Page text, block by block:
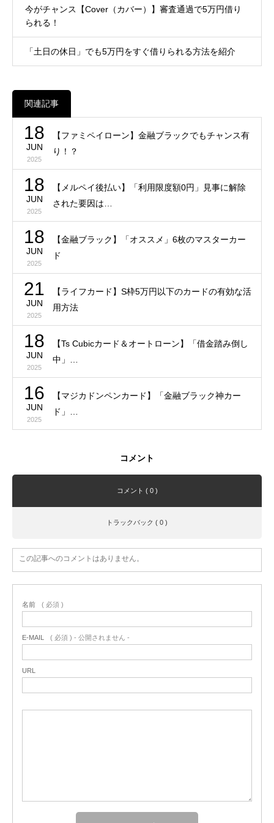
今がチャンス【Cover（カバー）】審査通過で5万円借り
られる！
「土日の休日」でも5万円をすぐ借りられる方法を紹介
関連記事
18
JUN
2025
【ファミペイローン】金融ブラックでもチャンス有
り！？
18
JUN
2025
【メルペイ後払い】「利用限度額0円」見事に解除
された要因は…
18
JUN
2025
【金融ブラック】「オススメ」6枚のマスターカー
ド
21
JUN
2025
【ライフカード】S枠5万円以下のカードの有効な活
用方法
18
JUN
2025
【Ts Cubicカード＆オートローン】「借金踏み倒し
中」…
16
JUN
2025
【マジカドンペンカード】「金融ブラック神カー
ド」…
コメント
コメント ( 0 )
トラックバック ( 0 )
この記事へのコメントはありません。
名前 ( 必須 )
E-MAIL ( 必須 ) - 公開されません -
URL